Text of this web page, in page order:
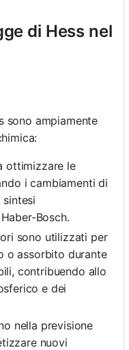
di Hess nel
sono ampiamente
ottimizzare le
i cambiamenti di
Bosch.
sono utilizzati per
o assorbito durante
contribuendo allo
e dei
nella previsione
nuovi